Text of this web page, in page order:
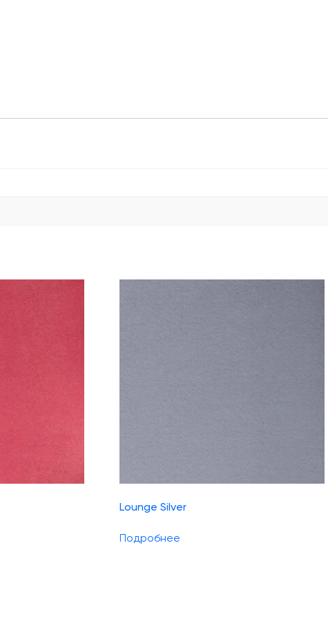
Lounge Silver
Подробнее